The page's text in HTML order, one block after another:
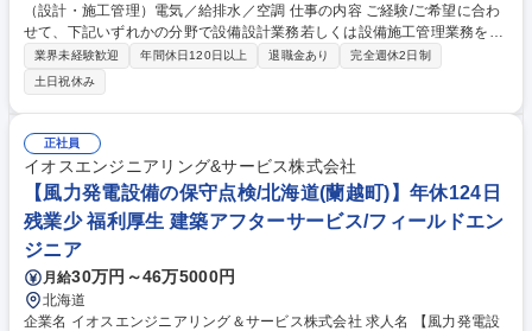
（設計・施工管理）電気／給排水／空調 仕事の内容 ご経験/ご希望に合わ
せて、下記いずれかの分野で設備設計業務若しくは設備施工管理業務を担
当いただきます。 ■案件：店舗、複合商業施設、オフィスビル、医療施
設、介護施設、物流施設、工場、共同住宅、病院（100～200床前後）、
データセンター等 ■設備設計：電気・給排水衛生・空調換気などの設備の
商品選定、企画、設計 ■施工管理：電気・給排水衛生・空調換気などの設
備の施工管理業務 ※自社開発のBIMをご利用いただきます。 募集職種
【★】【名古屋】一般建築設備（設計・施工管理）電気／給排水／空調
業界未経験歓迎 年間休日120日以上 退職金あり
完全週休2日制
土日祝休み
正社員
イオスエンジニアリング&サービス株式会社
【風力発電設備の保守点検/北海道(蘭越町)】年休124日
残業少 福利厚生 建築アフターサービス/フィールドエン
ジニア
月給30万円～46万5000円
北海道
企業名 イオスエンジニアリング＆サービス株式会社 求人名 【風力発電設